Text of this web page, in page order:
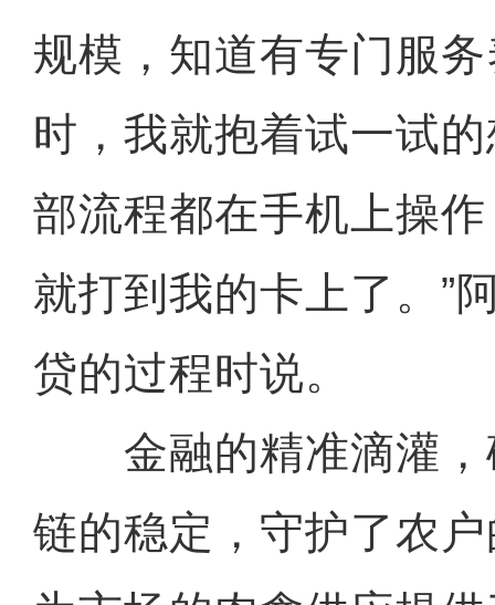
规模，知道有专门服
时，我就抱着试一试
部流程都在手机上操
就打到我的卡上了。”
贷的过程时说。
金融的精准滴灌，
链的稳定，守护了农户